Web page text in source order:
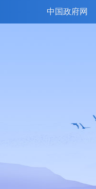
中国政府网